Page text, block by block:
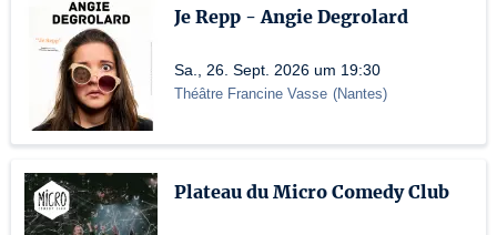
Je Repp - Angie Degrolard
Sa., 26. Sept. 2026 um 19:30
Théâtre Francine Vasse (Nantes)
Plateau du Micro Comedy Club